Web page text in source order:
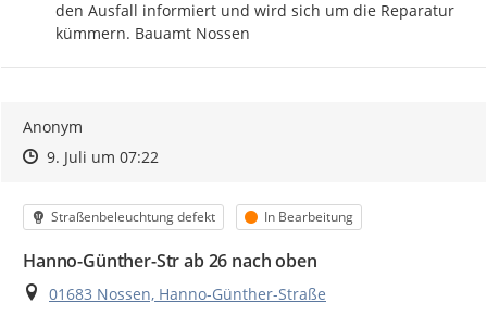
den Ausfall informiert und wird sich um die Reparatur
kümmern. Bauamt Nossen
Anonym
Zeitpunkt des Erstellens
Zeitpunkt des Erstellens
9. Juli um 07:22Zur Äußerung
Kategorie
Straßenbeleuchtung defekt Status
In Bearbeitung
Hanno-Günther-Str ab 26 nach oben
Ort
01683 Nossen, Hanno-Günther-Straße